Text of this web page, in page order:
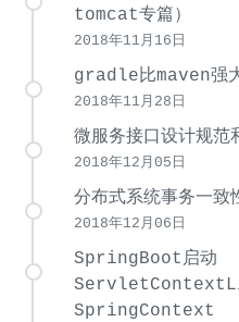
tomcat专篇）
2018年11月16日
gradle比maven强
2018年11月28日
微服务接口设计规范
2018年12月05日
分布式系统事务一致
2018年12月06日
SpringBoot启动
SpringContext